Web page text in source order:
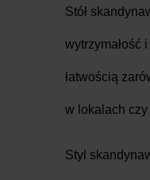
Stół
wytrzymałość
łatwością
w lokalach
Styl